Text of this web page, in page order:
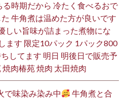
時期だから 冷たく食べるおで
牛角煮は温めた方が良いです
しい旨味が詰まった煮物にな
ます 限定10パック 1パック800
してます 明日 明後日で販売予
肉椿苑 焼肉 太田焼肉
で味染み染み中
牛角煮と合